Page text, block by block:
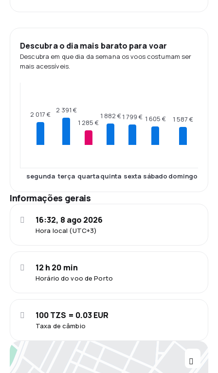
Descubra o dia mais barato para voar
Descubra em que dia da semana os voos costumam ser
mais acessíveis.
2 017 €
segunda
2 391 €
terça
1 285 €
quarta
1 882 €
quinta
1 799 €
sexta
1 605 €
sábado
1 587 €
domingo
Informações gerais
Hora local (UTC+3)
16:32, 8 ago 2026
Horário do voo de Porto
12 h 20 min
Taxa de câmbio
100 TZS = 0.03 EUR